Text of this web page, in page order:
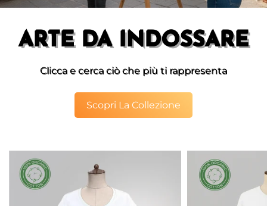
ARTE DA INDOSSARE
Clicca e cerca ciò che più ti rappresenta
Scopri La Collezione